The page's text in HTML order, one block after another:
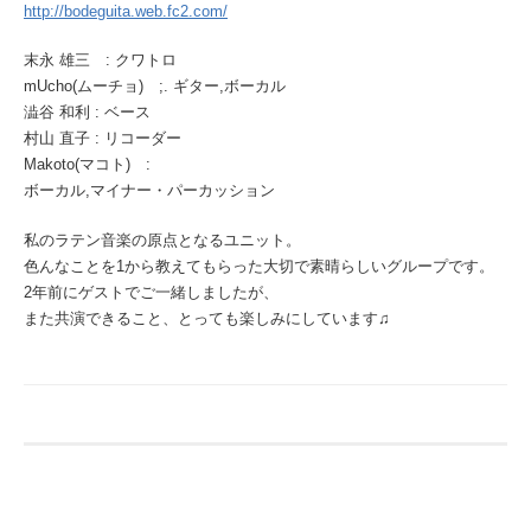
http://bodeguita.web.fc2.com/
末永 雄三 : クワトロ
mUcho(ムーチョ) ;. ギター,ボーカル
澁谷 和利 : ベース
村山 直子 : リコーダー
Makoto(マコト) :
ボーカル,マイナー・パーカッション
私のラテン音楽の原点となるユニット。
色んなことを1から教えてもらった大切で素晴らしいグループです。
2年前にゲストでご一緒しましたが、
また共演できること、とっても楽しみにしています♫